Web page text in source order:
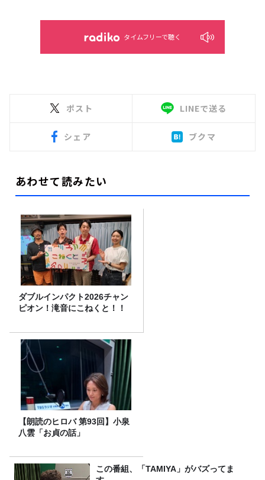
タイムフリーで聴く
ポスト LINEで送る
シェア ブクマ
あわせて読みたい
ダブルインパクト2026チャン
ピオン！滝音にこねくと！！
【朗読のヒロバ 第93回】小泉
八雲「お貞の話」
この番組、「TAMIYA」がバズってま